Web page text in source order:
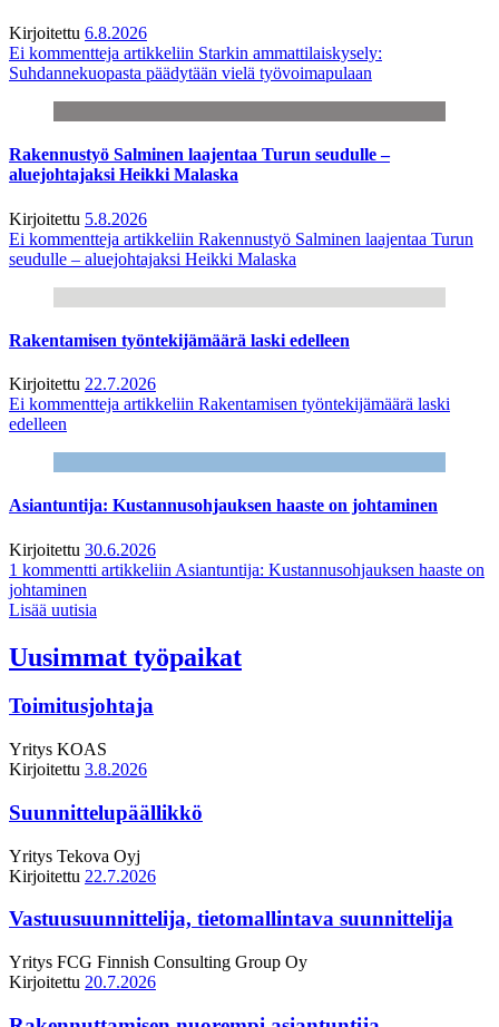
Kirjoitettu 6.8.2026
Ei kommentteja artikkeliin Starkin ammattilaiskysely:
Suhdannekuopasta päädytään vielä työvoimapulaan
Rakennustyö Salminen laajentaa Turun seudulle –
aluejohtajaksi Heikki Malaska
Kirjoitettu 5.8.2026
Ei kommentteja artikkeliin Rakennustyö Salminen laajentaa Turun
seudulle – aluejohtajaksi Heikki Malaska
Rakentamisen työntekijämäärä laski edelleen
Kirjoitettu 22.7.2026
Ei kommentteja artikkeliin Rakentamisen työntekijämäärä laski
edelleen
Asiantuntija: Kustannusohjauksen haaste on johtaminen
Kirjoitettu 30.6.2026
1 kommentti artikkeliin Asiantuntija: Kustannusohjauksen haaste on
johtaminen
Lisää uutisia
Uusimmat työpaikat
Toimitusjohtaja
Yritys KOAS
Kirjoitettu 3.8.2026
Suunnittelupäällikkö
Yritys Tekova Oyj
Kirjoitettu 22.7.2026
Vastuusuunnittelija, tietomallintava suunnittelija
Yritys FCG Finnish Consulting Group Oy
Kirjoitettu 20.7.2026